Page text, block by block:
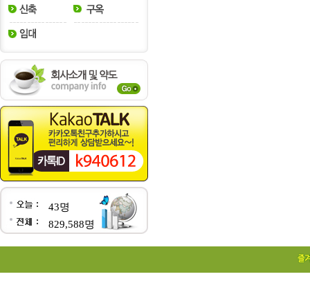
43명
829,588명